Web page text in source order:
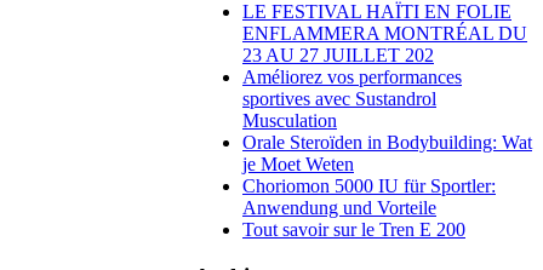
LE FESTIVAL HAÏTI EN FOLIE
ENFLAMMERA MONTRÉAL DU
23 AU 27 JUILLET 202
Améliorez vos performances
sportives avec Sustandrol
Musculation
Orale Steroïden in Bodybuilding: Wat
je Moet Weten
Choriomon 5000 IU für Sportler:
Anwendung und Vorteile
Tout savoir sur le Tren E 200